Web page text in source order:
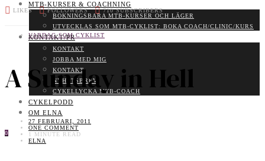
LIKES FOLLOWERS 710 SUBSCRIBERS
MTB-KURSER & COACHNING
BOKNINGSBARA MTB-KURSER OCH LÄGER
UTVECKLAS SOM MTB-CYKLIST: BOKA COACH/CLINIC/KURS
KONTAKT/PR
KONTAKT
JOBBA MED MIG
KONTAKT
NYHETSBREV
CYKELLYCKA MTB-COACH
CYKELPODD
OM ELNA
0
VARDAG SOM CYKLIST
A Sunday in Hell
27 FEBRUARI, 2011
ONE COMMENT
1 MINUTE READ
ELNA